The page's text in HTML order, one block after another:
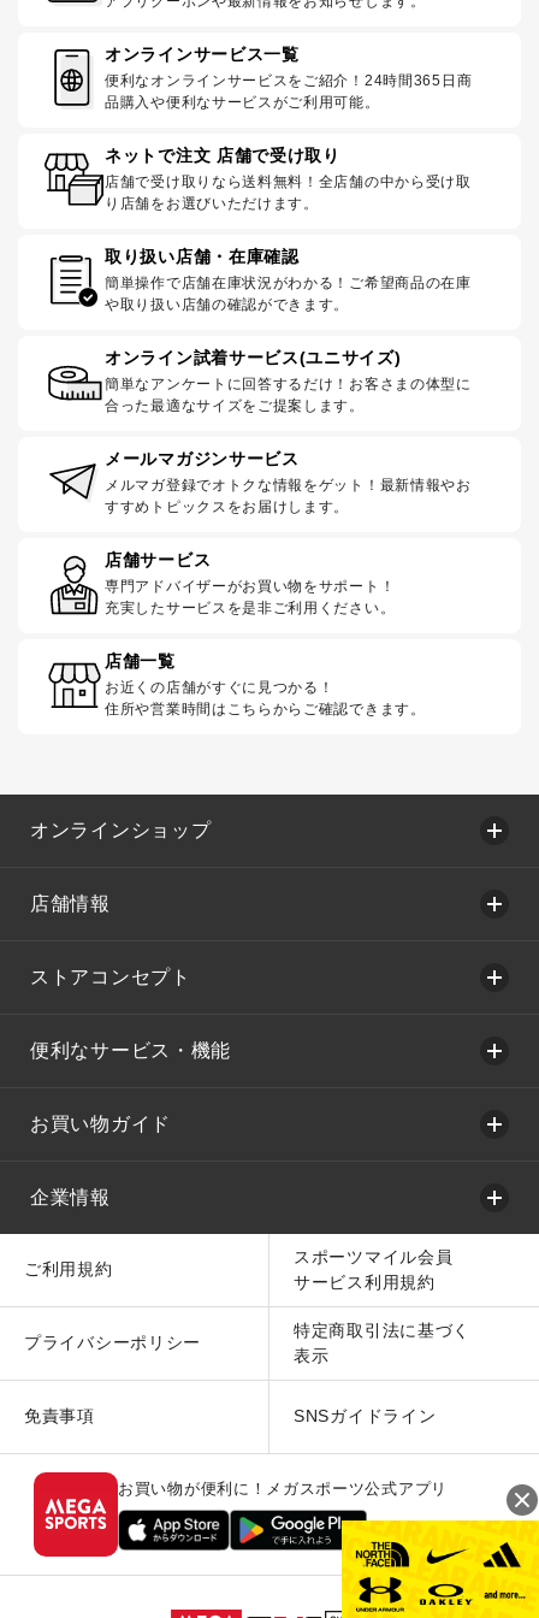
オンラインサービス一覧
便利なオンラインサービスをご紹介！24時間365日商
品購入や便利なサービスがご利用可能。
ネットで注文 店舗で受け取り
店舗で受け取りなら送料無料！全店舗の中から受け取
り店舗をお選びいただけます。
取り扱い店舗・在庫確認
簡単操作で店舗在庫状況がわかる！ご希望商品の在庫
や取り扱い店舗の確認ができます。
オンライン試着サービス(ユニサイズ)
簡単なアンケートに回答するだけ！お客さまの体型に
合った最適なサイズをご提案します。
メールマガジンサービス
メルマガ登録でオトクな情報をゲット！最新情報やお
すすめトピックスをお届けします。
店舗サービス
専門アドバイザーがお買い物をサポート！
充実したサービスを是非ご利用ください。
店舗一覧
お近くの店舗がすぐに見つかる！
住所や営業時間はこちらからご確認できます。
オンラインショップ
店舗情報
ストアコンセプト
便利なサービス・機能
お買い物ガイド
企業情報
ご利用規約
スポーツマイル会員
サービス利用規約
プライバシーポリシー
特定商取引法に基づく
表示
免責事項 SNSガイドライン
お買い物が便利に！メガスポーツ公式アプリ